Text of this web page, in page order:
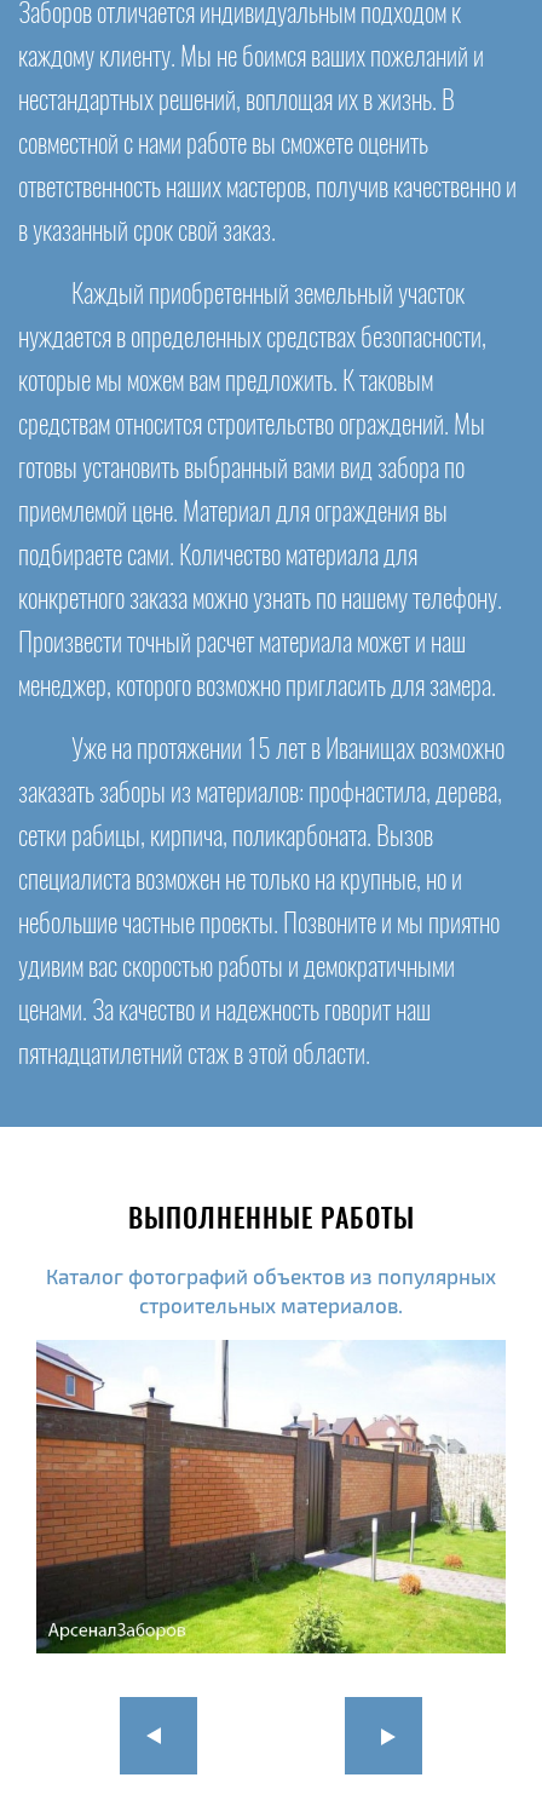
Заборов отличается индивидуальным подходом к
каждому клиенту. Мы не боимся ваших пожеланий и
нестандартных решений, воплощая их в жизнь. В
совместной с нами работе вы сможете оценить
ответственность наших мастеров, получив качественно и
в указанный срок свой заказ.
Каждый приобретенный земельный участок
нуждается в определенных средствах безопасности,
которые мы можем вам предложить. К таковым
средствам относится строительство ограждений. Мы
готовы установить выбранный вами вид забора по
приемлемой цене. Материал для ограждения вы
подбираете сами. Количество материала для
конкретного заказа можно узнать по нашему телефону.
Произвести точный расчет материала может и наш
менеджер, которого возможно пригласить для замера.
Уже на протяжении 15 лет в Иванищах возможно
заказать заборы из материалов: профнастила, дерева,
сетки рабицы, кирпича, поликарбоната. Вызов
специалиста возможен не только на крупные, но и
небольшие частные проекты. Позвоните и мы приятно
удивим вас скоростью работы и демократичными
ценами. За качество и надежность говорит наш
пятнадцатилетний стаж в этой области.
ВЫПОЛНЕННЫЕ РАБОТЫ
Каталог фотографий объектов из популярных
строительных материалов.